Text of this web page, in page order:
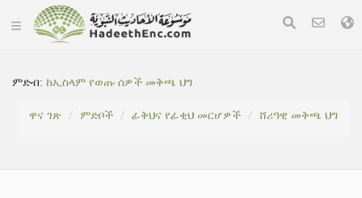
ምድብ: ከኢስላም የወጡ ሰዎች መቅጫ ህግ
ዋና ገጽ
ምድቦች ፊቅህና የፊቂህ መርሆዎች ሸሪዓዊ መቅጫ ህግ